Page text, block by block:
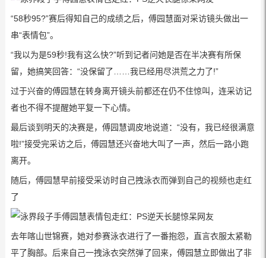
“58秒95?”赛后得知自己的成绩之后，傅园慧面对采访镜头做出一
串“表情包”。
“我以为是59秒!我有这么快?”听到记者问她是否在半决赛有所保
留，她搞笑回答：“没保留了……我已经用尽洪荒之力了!”
过于兴奋的傅园慧在转身离开镜头前都还在仍不住惊叫，连采访记
者也不得不提醒她平复一下心情。
最后谈到明天的决赛是，傅园慧调皮地说道：“没有，我已经很满意
啦!”接受完采访之后，傅园慧还兴奋地大叫了一声，然后一路小跑
离开。
随后，傅园慧早前接受采访时自己拽泳衣而弹到自己的视频也走红
了
去年喀山世锦赛，她对参赛泳衣进行了一番抱怨，直言衣服太紧勒
平了胸部。后来自己一拽泳衣突然弹了回来，傅园慧立即做出了非